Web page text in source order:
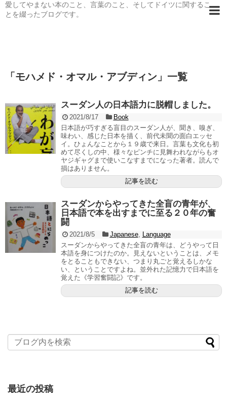
愛してやまない本のこと、言葉のこと、そしてドイツに関するこ
とを綴ったブログです。
「 モハメド・オマル・アブディン 」 一覧
スーダン人の日本語力に脱帽しました。
2021/8/17
Book
日本語が巧すぎる盲目のスーダン人が、聞き、嗅ぎ、
味わい、感じた日本を描く、前代未聞の面白エッセ
イ。ひょんなことから１９歳で来日。言葉も文化も初
めて尽くしの中、様々なピンチに見舞われながらもオ
ヤジギャグまで使いこなすまでになった著者。読んで
損はありません。
記事を読む
スーダンからやってきた全盲の青年が、
日本語で本を出すまでに至る２０年の奮
闘
2021/8/5 Japanese,
Language
スーダンからやってきた全盲の青年は、どうやって日
本語を身につけたのか。見えないということは、メモ
をとることもできない、つまり丸ごと覚えるしかな
い、ということですよね。並外れた記憶力で日本語を
覚えた《学習奮闘記》です。
記事を読む
最近の投稿